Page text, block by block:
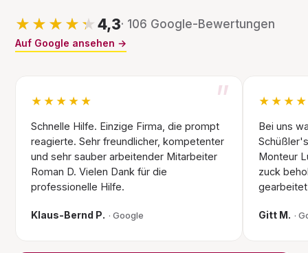
★★★★★
★★★★★ 4,3· 106 Google-Bewertungen
Auf Google ansehen →
”
★★★★★
Schnelle Hilfe. Einzige Firma, die prompt
reagierte. Sehr freundlicher, kompetenter
und sehr sauber arbeitender Mitarbeiter
Roman D. Vielen Dank für die
professionelle Hilfe.
Klaus-Bernd P. · Google
Bei uns
Monteur
zuck
Gitt M. ·